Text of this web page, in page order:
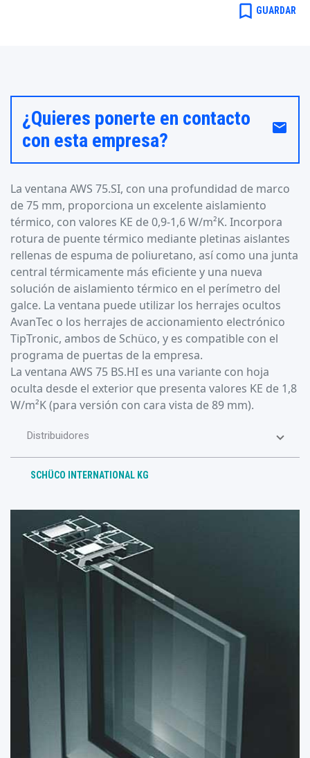
bookmark_border GUARDAR
¿Quieres ponerte en contacto
con esta empresa?
email
La ventana AWS 75.SI, con una profundidad de marco
de 75 mm, proporciona un excelente aislamiento
térmico, con valores KE de 0,9-1,6 W/m²K. Incorpora
rotura de puente térmico mediante pletinas aislantes
rellenas de espuma de poliuretano, así como una junta
central térmicamente más eficiente y una nueva
solución de aislamiento térmico en el perímetro del
galce. La ventana puede utilizar los herrajes ocultos
AvanTec o los herrajes de accionamiento electrónico
TipTronic, ambos de Schüco, y es compatible con el
programa de puertas de la empresa.
La ventana AWS 75 BS.HI es una variante con hoja
oculta desde el exterior que presenta valores KE de 1,8
W/m²K (para versión con cara vista de 89 mm).
Distribuidores
SCHÜCO INTERNATIONAL KG